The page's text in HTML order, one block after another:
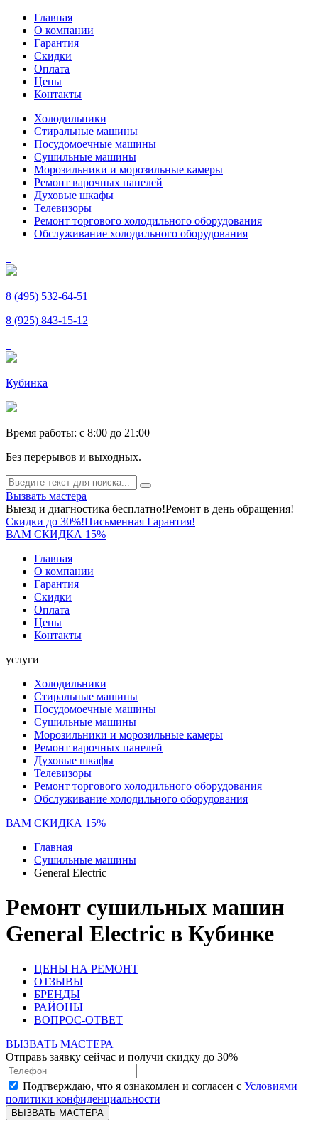
Главная
О компании
Гарантия
Скидки
Оплата
Цены
Контакты
Холодильники
Стиральные машины
Посудомоечные машины
Сушильные машины
Морозильники и морозильные камеры
Ремонт варочных панелей
Духовые шкафы
Телевизоры
Ремонт торгового холодильного оборудования
Обслуживание холодильного оборудования
8 (495) 532-64-51
8 (925) 843-15-12
Кубинка
Время работы: c 8:00 до 21:00
Без перерывов и выходных.
Вызвать мастера
Выезд и диагностика бесплатно!Ремонт в день обращения!
Скидки до 30%!Письменная Гарантия!
ВАМ СКИДКА 15%
Главная
О компании
Гарантия
Скидки
Оплата
Цены
Контакты
услуги
Холодильники
Стиральные машины
Посудомоечные машины
Сушильные машины
Морозильники и морозильные камеры
Ремонт варочных панелей
Духовые шкафы
Телевизоры
Ремонт торгового холодильного оборудования
Обслуживание холодильного оборудования
ВАМ СКИДКА 15%
Главная
Сушильные машины
General Electric
Ремонт сушильных машин
General Electric в Кубинке
ЦЕНЫ НА РЕМОНТ
ОТЗЫВЫ
БРЕНДЫ
РАЙОНЫ
ВОПРОС-ОТВЕТ
ВЫЗВАТЬ МАСТЕРА
Отправь заявку сейчас и получи скидку до 30%
Подтверждаю, что я ознакомлен и согласен с Условиями
политики конфиденциальности
ВЫЗВАТЬ МАСТЕРА